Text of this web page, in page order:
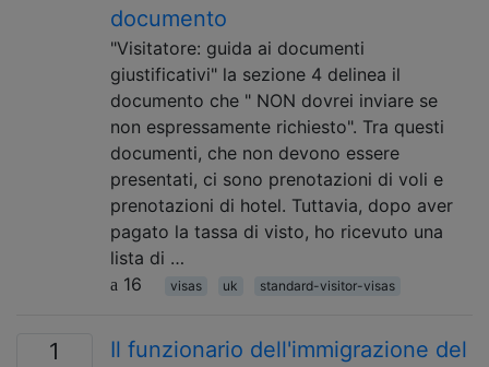
documento
"Visitatore: guida ai documenti
giustificativi" la sezione 4 delinea il
documento che " NON dovrei inviare se
non espressamente richiesto". Tra questi
documenti, che non devono essere
presentati, ci sono prenotazioni di voli e
prenotazioni di hotel. Tuttavia, dopo aver
pagato la tassa di visto, ho ricevuto una
lista di …
16
visas uk standard-visitor-visas
1
Il funzionario dell'immigrazione del